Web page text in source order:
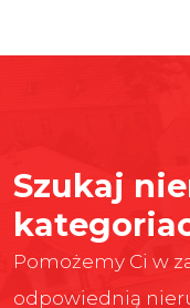
Szukaj
Pomożemy Ci w
odpowiednią